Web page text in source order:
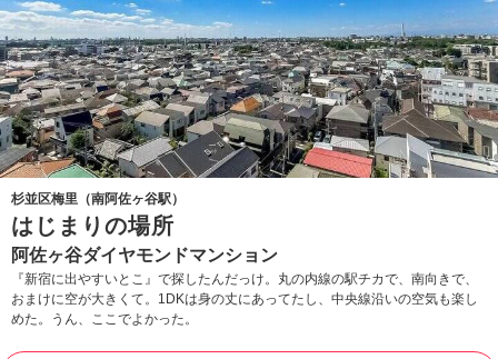
杉並区梅里（南阿佐ヶ谷駅）
はじまりの場所
阿佐ヶ谷ダイヤモンドマンション
『新宿に出やすいとこ』で探したんだっけ。丸の内線の駅チカで、南向きで、
おまけに空が大きくて。1DKは身の丈にあってたし、中央線沿いの空気も楽し
めた。うん、ここでよかった。